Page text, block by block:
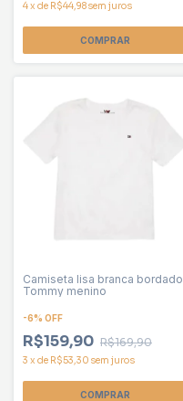
4x de R$44,98sem juros
COMPRAR
Camiseta lisa branca bordado
Tommy menino
-6% OFF
R$159,90 R$169,90
3 x de R$53,30 sem juros
COMPRAR